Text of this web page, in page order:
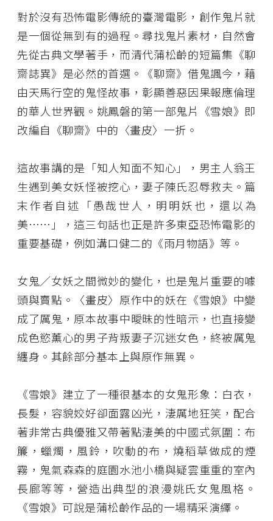
對於沒有恐怖電影傳統的臺灣電影，創作鬼片就
是一個從無到有的過程。尋找鬼片素材，自然會
先從古典文學著手，而清代蒲松齡的短篇集《聊
齋誌異》是必然的首選。《聊齋》借鬼諷今，藉
由天馬行空的鬼怪故事，彰顯善惡因果報應倫理
的華人世界觀。姚鳳磐的第一部鬼片《雪娘》即
改編自《聊齋》中的〈畫皮〉一折。
這故事講的是「知人知面不知心」，男主人翁王
生遇到美女妖怪被挖心，妻子陳氏忍辱救夫。篇
末作者自述「愚哉世人，明明妖也，還以為
美……」，這三句話也正是許多東亞恐怖電影的
重要基礎，例如溝口健二的《雨月物語》等。
女鬼／女妖之間微妙的變化，也是鬼片重要的噱
頭與賣點。〈畫皮〉原作中的妖在《雪娘》中變
成了厲鬼，原本故事中曖昧的性暗示，也直接變
成色慾薰心的男子背叛妻子沉迷女色，終被厲鬼
纏身。其餘部分基本上與原作無異。
《雪娘》建立了一種很基本的女鬼形象：白衣，
長髮，容貌姣好卻面露凶光，淒厲地狂笑，配合
著非常古典優雅又帶著點淒美的中國式氛圍：布
簾，蠟燭，風鈴，吹動的布，燒稻草做成的煙
霧，鬼氣森森的庭園水池小橋與疑雲重重的室內
長廊等等，營造出典型的浪漫姚氏女鬼風格。
《雪娘》可說是蒲松齡作品的一場精采演繹。